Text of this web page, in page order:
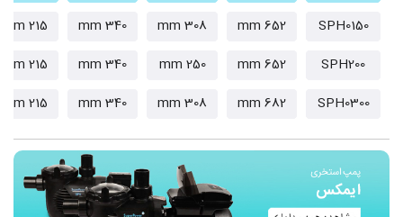
SPH0150
652 mm
308 mm
340 mm
215 mm
SPH200
652 mm
250 mm
340 mm
215 mm
SPH0300
682 mm
308 mm
340 mm
215 mm